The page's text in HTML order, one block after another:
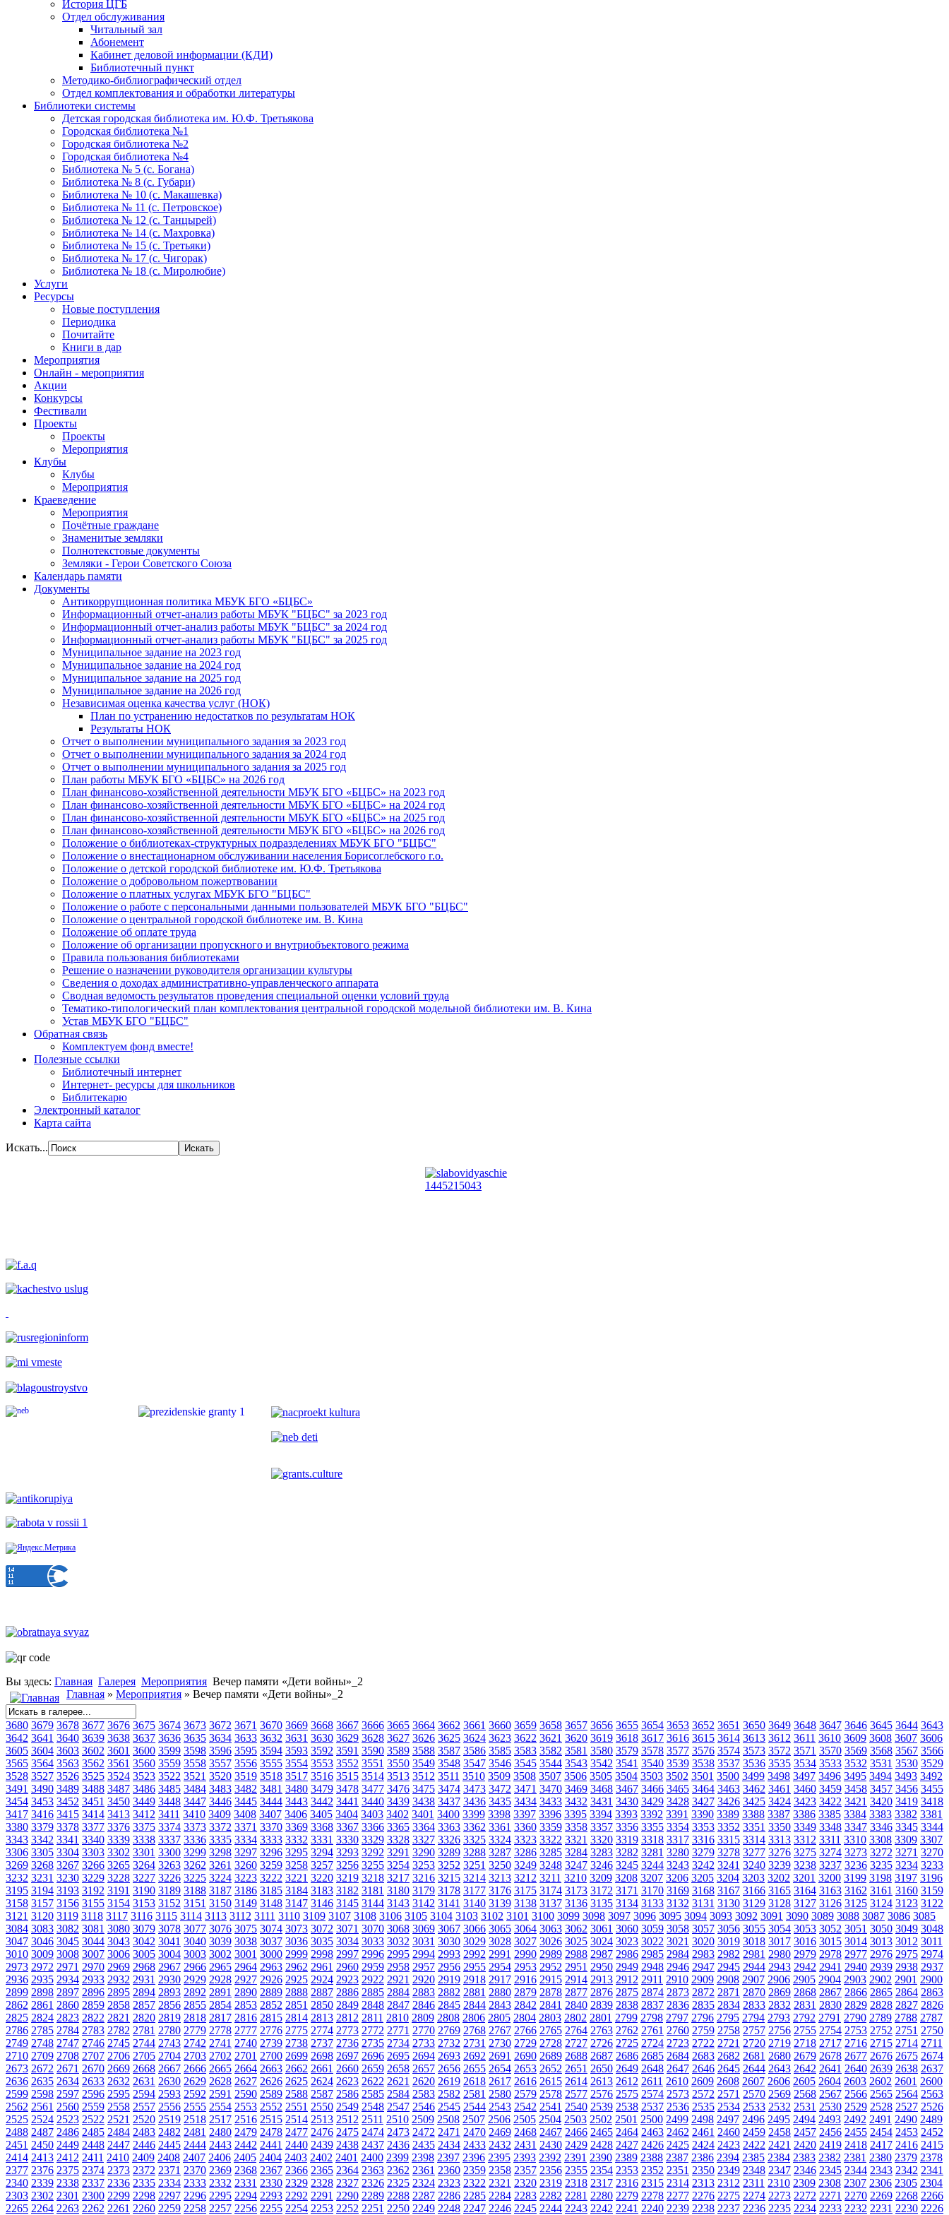
История ЦГБ
Отдел обслуживания
Читальный зал
Абонемент
Кабинет деловой информации (КДИ)
Библиотечный пункт
Методико-библиографический отдел
Отдел комплектования и обработки литературы
Библиотеки системы
Детская городская библиотека им. Ю.Ф. Третьякова
Городская библиотека №1
Городская библиотека №2
Городская библиотека №4
Библиотека № 5 (с. Богана)
Библиотека № 8 (с. Губари)
Библиотека № 10 (с. Макашевка)
Библиотека № 11 (с. Петровское)
Библиотека № 12 (с. Танцырей)
Библиотека № 14 (с. Махровка)
Библиотека № 15 (с. Третьяки)
Библиотека № 17 (с. Чигорак)
Библиотека № 18 (с. Миролюбие)
Услуги
Ресурсы
Новые поступления
Периодика
Почитайте
Книги в дар
Мероприятия
Онлайн - мероприятия
Акции
Конкурсы
Фестивали
Проекты
Проекты
Мероприятия
Клубы
Клубы
Мероприятия
Краеведение
Мероприятия
Почётные граждане
Знаменитые земляки
Полнотекстовые документы
Земляки - Герои Советского Союза
Календарь памяти
Документы
Антикоррупционная политика МБУК БГО «БЦБС»
Информационный отчет-анализ работы МБУК "БЦБС" за 2023 год
Информационный отчет-анализ работы МБУК "БЦБС" за 2024 год
Информационный отчет-анализ работы МБУК "БЦБС" за 2025 год
Муниципальное задание на 2023 год
Муниципальное задание на 2024 год
Муниципальное задание на 2025 год
Муниципальное задание на 2026 год
Независимая оценка качества услуг (НОК)
План по устранению недостатков по результатам НОК
Результаты НОК
Отчет о выполнении муниципального задания за 2023 год
Отчет о выполнении муниципального задания за 2024 год
Отчет о выполнении муниципального задания за 2025 год
План работы МБУК БГО «БЦБС» на 2026 год
План финансово-хозяйственной деятельности МБУК БГО «БЦБС» на 2023 год
План финансово-хозяйственной деятельности МБУК БГО «БЦБС» на 2024 год
План финансово-хозяйственной деятельности МБУК БГО «БЦБС» на 2025 год
План финансово-хозяйственной деятельности МБУК БГО «БЦБС» на 2026 год
Положение о библиотеках-структурных подразделениях МБУК БГО "БЦБС"
Положение о внестационарном обслуживании населения Борисоглебского г.о.
Положение о детской городской библиотеке им. Ю.Ф. Третьякова
Положение о добровольном пожертвовании
Положение о платных услугах МБУК БГО "БЦБС"
Положение о работе с персональными данными пользователей МБУК БГО "БЦБС"
Положение о центральной городской библиотеке им. В. Кина
Положение об оплате труда
Положение об организации пропускного и внутриобъектового режима
Правила пользования библиотеками
Решение о назначении руководителя организации культуры
Сведения о доходах административно-управленческого аппарата
Сводная ведомость результатов проведения специальной оценки условий труда
Тематико-типологический план комплектования центральной городской модельной библиотеки им. В. Кина
Устав МБУК БГО "БЦБС"
Обратная связь
Комплектуем фонд вместе!
Полезные ссылки
Библиотечный интернет
Интернет- ресурсы для школьников
Библитекарю
Электронный каталог
Карта сайта
Искать...
Вы здесь: Главная Галерея Мероприятия Вечер памяти «Дети войны»_2
Главная » Мероприятия » Вечер памяти «Дети войны»_2
3680 3679 3678 3677 3676 3675 3674 3673 3672 3671 3670 3669 3668 3667 3666 3665 3664 3662 3661 3660 3659 3658 3657 3656 3655 3654 3653 3652 3651 3650 3649 3648 3647 3646 3645 3644 3643
3642 3641 3640 3639 3638 3637 3636 3635 3634 3633 3632 3631 3630 3629 3628 3627 3626 3625 3624 3623 3622 3621 3620 3619 3618 3617 3616 3615 3614 3613 3612 3611 3610 3609 3608 3607 3606
3605 3604 3603 3602 3601 3600 3599 3598 3596 3595 3594 3593 3592 3591 3590 3589 3588 3587 3586 3585 3583 3582 3581 3580 3579 3578 3577 3576 3574 3573 3572 3571 3570 3569 3568 3567 3566
3565 3564 3563 3562 3561 3560 3559 3558 3557 3556 3555 3554 3553 3552 3551 3550 3549 3548 3547 3546 3545 3544 3543 3542 3541 3540 3539 3538 3537 3536 3535 3534 3533 3532 3531 3530 3529
3528 3527 3526 3525 3524 3523 3522 3521 3520 3519 3518 3517 3516 3515 3514 3513 3512 3511 3510 3509 3508 3507 3506 3505 3504 3503 3502 3501 3500 3499 3498 3497 3496 3495 3494 3493 3492
3491 3490 3489 3488 3487 3486 3485 3484 3483 3482 3481 3480 3479 3478 3477 3476 3475 3474 3473 3472 3471 3470 3469 3468 3467 3466 3465 3464 3463 3462 3461 3460 3459 3458 3457 3456 3455
3454 3453 3452 3451 3450 3449 3448 3447 3446 3445 3444 3443 3442 3441 3440 3439 3438 3437 3436 3435 3434 3433 3432 3431 3430 3429 3428 3427 3426 3425 3424 3423 3422 3421 3420 3419 3418
3417 3416 3415 3414 3413 3412 3411 3410 3409 3408 3407 3406 3405 3404 3403 3402 3401 3400 3399 3398 3397 3396 3395 3394 3393 3392 3391 3390 3389 3388 3387 3386 3385 3384 3383 3382 3381
3380 3379 3378 3377 3376 3375 3374 3373 3372 3371 3370 3369 3368 3367 3366 3365 3364 3363 3362 3361 3360 3359 3358 3357 3356 3355 3354 3353 3352 3351 3350 3349 3348 3347 3346 3345 3344
3343 3342 3341 3340 3339 3338 3337 3336 3335 3334 3333 3332 3331 3330 3329 3328 3327 3326 3325 3324 3323 3322 3321 3320 3319 3318 3317 3316 3315 3314 3313 3312 3311 3310 3308 3309 3307
3306 3305 3304 3303 3302 3301 3300 3299 3298 3297 3296 3295 3294 3293 3292 3291 3290 3289 3288 3287 3286 3285 3284 3283 3282 3281 3280 3279 3278 3277 3276 3275 3274 3273 3272 3271 3270
3269 3268 3267 3266 3265 3264 3263 3262 3261 3260 3259 3258 3257 3256 3255 3254 3253 3252 3251 3250 3249 3248 3247 3246 3245 3244 3243 3242 3241 3240 3239 3238 3237 3236 3235 3234 3233
3232 3231 3230 3229 3228 3227 3226 3225 3224 3223 3222 3221 3220 3219 3218 3217 3216 3215 3214 3213 3212 3211 3210 3209 3208 3207 3206 3205 3204 3203 3202 3201 3200 3199 3198 3197 3196
3195 3194 3193 3192 3191 3190 3189 3188 3187 3186 3185 3184 3183 3182 3181 3180 3179 3178 3177 3176 3175 3174 3173 3172 3171 3170 3169 3168 3167 3166 3165 3164 3163 3162 3161 3160 3159
3158 3157 3156 3155 3154 3153 3152 3151 3150 3149 3148 3147 3146 3145 3144 3143 3142 3141 3140 3139 3138 3137 3136 3135 3134 3133 3132 3131 3130 3129 3128 3127 3126 3125 3124 3123 3122
3121 3120 3119 3118 3117 3116 3115 3114 3113 3112 3111 3110 3109 3107 3108 3106 3105 3104 3103 3102 3101 3100 3099 3098 3097 3096 3095 3094 3093 3092 3091 3090 3089 3088 3087 3086 3085
3084 3083 3082 3081 3080 3079 3078 3077 3076 3075 3074 3073 3072 3071 3070 3068 3069 3067 3066 3065 3064 3063 3062 3061 3060 3059 3058 3057 3056 3055 3054 3053 3052 3051 3050 3049 3048
3047 3046 3045 3044 3043 3042 3041 3040 3039 3038 3037 3036 3035 3034 3033 3032 3031 3030 3029 3028 3027 3026 3025 3024 3023 3022 3021 3020 3019 3018 3017 3016 3015 3014 3013 3012 3011
3010 3009 3008 3007 3006 3005 3004 3003 3002 3001 3000 2999 2998 2997 2996 2995 2994 2993 2992 2991 2990 2989 2988 2987 2986 2985 2984 2983 2982 2981 2980 2979 2978 2977 2976 2975 2974
2973 2972 2971 2970 2969 2968 2967 2966 2965 2964 2963 2962 2961 2960 2959 2958 2957 2956 2955 2954 2953 2952 2951 2950 2949 2948 2946 2947 2945 2944 2943 2942 2941 2940 2939 2938 2937
2936 2935 2934 2933 2932 2931 2930 2929 2928 2927 2926 2925 2924 2923 2922 2921 2920 2919 2918 2917 2916 2915 2914 2913 2912 2911 2910 2909 2908 2907 2906 2905 2904 2903 2902 2901 2900
2899 2898 2897 2896 2895 2894 2893 2892 2891 2890 2889 2888 2887 2886 2885 2884 2883 2882 2881 2880 2879 2878 2877 2876 2875 2874 2873 2872 2871 2870 2869 2868 2867 2866 2865 2864 2863
2862 2861 2860 2859 2858 2857 2856 2855 2854 2853 2852 2851 2850 2849 2848 2847 2846 2845 2844 2843 2842 2841 2840 2839 2838 2837 2836 2835 2834 2833 2832 2831 2830 2829 2828 2827 2826
2825 2824 2823 2822 2821 2820 2819 2818 2817 2816 2815 2814 2813 2812 2811 2810 2809 2808 2806 2805 2804 2803 2802 2801 2799 2798 2797 2796 2795 2794 2793 2792 2791 2790 2789 2788 2787
2786 2785 2784 2783 2782 2781 2780 2779 2778 2777 2776 2775 2774 2773 2772 2771 2770 2769 2768 2767 2766 2765 2764 2763 2762 2761 2760 2759 2758 2757 2756 2755 2754 2753 2752 2751 2750
2749 2748 2747 2746 2745 2744 2743 2742 2741 2740 2739 2738 2737 2736 2735 2734 2733 2732 2731 2730 2729 2728 2727 2726 2725 2724 2723 2722 2721 2720 2719 2718 2717 2716 2715 2714 2711
2710 2709 2708 2707 2706 2705 2704 2703 2702 2701 2700 2699 2698 2697 2696 2695 2694 2693 2692 2691 2690 2689 2688 2687 2686 2685 2684 2683 2682 2681 2680 2679 2678 2677 2676 2675 2674
2673 2672 2671 2670 2669 2668 2667 2666 2665 2664 2663 2662 2661 2660 2659 2658 2657 2656 2655 2654 2653 2652 2651 2650 2649 2648 2647 2646 2645 2644 2643 2642 2641 2640 2639 2638 2637
2636 2635 2634 2633 2632 2631 2630 2629 2628 2627 2626 2625 2624 2623 2622 2621 2620 2619 2618 2617 2616 2615 2614 2613 2612 2611 2610 2609 2608 2607 2606 2605 2604 2603 2602 2601 2600
2599 2598 2597 2596 2595 2594 2593 2592 2591 2590 2589 2588 2587 2586 2585 2584 2583 2582 2581 2580 2579 2578 2577 2576 2575 2574 2573 2572 2571 2570 2569 2568 2567 2566 2565 2564 2563
2562 2561 2560 2559 2558 2557 2556 2555 2554 2553 2552 2551 2550 2549 2548 2547 2546 2545 2544 2543 2542 2541 2540 2539 2538 2537 2536 2535 2534 2533 2532 2531 2530 2529 2528 2527 2526
2525 2524 2523 2522 2521 2520 2519 2518 2517 2516 2515 2514 2513 2512 2511 2510 2509 2508 2507 2506 2505 2504 2503 2502 2501 2500 2499 2498 2497 2496 2495 2494 2493 2492 2491 2490 2489
2488 2487 2486 2485 2484 2483 2482 2481 2480 2479 2478 2477 2476 2475 2474 2473 2472 2471 2470 2469 2468 2467 2466 2465 2464 2463 2462 2461 2460 2459 2458 2457 2456 2455 2454 2453 2452
2451 2450 2449 2448 2447 2446 2445 2444 2443 2442 2441 2440 2439 2438 2437 2436 2435 2434 2433 2432 2431 2430 2429 2428 2427 2426 2425 2424 2423 2422 2421 2420 2419 2418 2417 2416 2415
2414 2413 2412 2411 2410 2409 2408 2407 2406 2405 2404 2403 2402 2401 2400 2399 2398 2397 2396 2395 2393 2392 2391 2390 2389 2388 2387 2386 2394 2385 2384 2383 2382 2381 2380 2379 2378
2377 2376 2375 2374 2373 2372 2371 2370 2369 2368 2367 2366 2365 2364 2363 2362 2361 2360 2359 2358 2357 2356 2355 2354 2353 2352 2351 2350 2349 2348 2347 2346 2345 2344 2343 2342 2341
2340 2339 2338 2337 2336 2335 2334 2333 2332 2331 2330 2329 2328 2327 2326 2325 2324 2323 2322 2321 2320 2319 2318 2317 2316 2315 2314 2313 2312 2311 2310 2309 2308 2307 2306 2305 2304
2303 2302 2301 2300 2299 2298 2297 2296 2295 2294 2293 2292 2291 2290 2289 2288 2287 2286 2285 2284 2283 2282 2281 2280 2279 2278 2277 2276 2275 2274 2273 2272 2271 2270 2269 2268 2266
2265 2264 2263 2262 2261 2260 2259 2258 2257 2256 2255 2254 2253 2252 2251 2250 2249 2248 2247 2246 2245 2244 2243 2242 2241 2240 2239 2238 2237 2236 2235 2234 2233 2232 2231 2230 2226